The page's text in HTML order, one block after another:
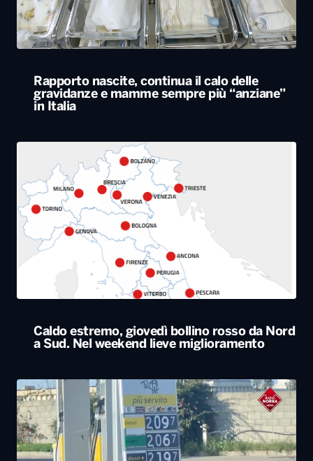
Rapporto nascite, continua il calo delle
gravidanze e mamme sempre più “anziane”
in Italia
Caldo estremo, giovedì bollino rosso da Nord
a Sud. Nel weekend lieve miglioramento